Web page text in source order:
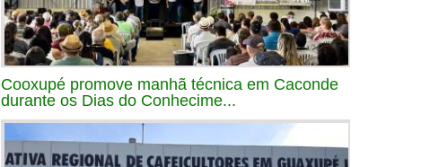
Cooxupé promove manhã técnica em Caconde
durante os Dias do Conhecime...